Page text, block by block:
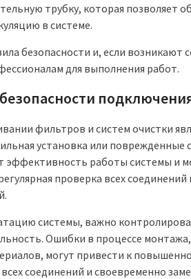
трубку, которая позволяет
в системе.
безопасности и, если возникают
для выполнения работ.
фильтров и систем очистки
установка или поврежденные
эффективность работы системы и
проверка всех
системы, важно
Ошибки в процессе монтажа,
могут привести к
соединений и своевременно